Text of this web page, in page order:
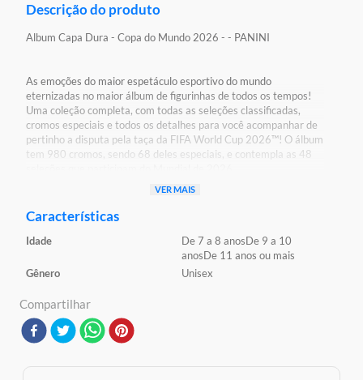
Descrição do produto
Album Capa Dura - Copa do Mundo 2026 - - PANINI
As emoções do maior espetáculo esportivo do mundo
eternizadas no maior álbum de figurinhas de todos os tempos!
Uma coleção completa, com todas as seleções classificadas,
cromos especiais e todos os detalhes para você acompanhar de
pertinho a disputa pela taça da FIFA World Cup 2026™! O álbum
tem 980 cromos, sendo 68 deles especiais, e contempla as 48
Certificação: Certificado Pelos Órgãos Autorizados -
Características:
Material/Composição: Papel
Ref: 5460AHCBR
Marca: Panini
Modelo: Copa 2026
VER MAIS
Características
Idade De 7 a 8 anosDe 9 a 10
anosDe 11 anos ou mais
Gênero
Unisex
Compartilhar